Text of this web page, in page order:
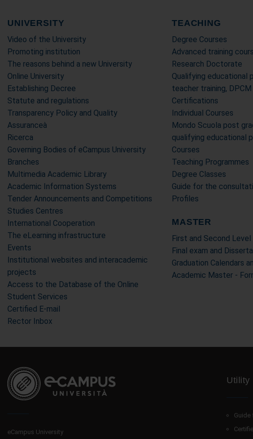
UNIVERSITY
Video of the University
Promoting institution
The reasons behind a new University
Online University
Establishing Decree
Statute and regulations
Transparency Policy and Quality
Assuranceà
Ricerca
Governing Bodies of eCampus University
Branches
Multimedia Academic Library
Academic Information Systems
Tender Announcements and Competitions
Studies Centres
International Cooperation
The eLearning infrastructure
Events
Institutional websites and interacademic
projects
Access to the Database of the Online
Student Services
Certified E-mail
Rector Inbox
TEACHING
Degree Courses
Advanced training
Research Doctorate
Qualifying educational
teacher training,
Certifications
Individual Courses
Mondo Scuola post
qualifying educational
Courses
Teaching Programmes
Degree Classes
Guide for the
Profiles
MASTER
First and Second
Final exam and
Graduation Calendars
Academic Master -
eCampus University
Utility
Guide